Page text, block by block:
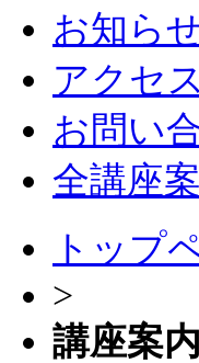
お知ら
アクセス
お問い
全講座
トップ
>
講座案内